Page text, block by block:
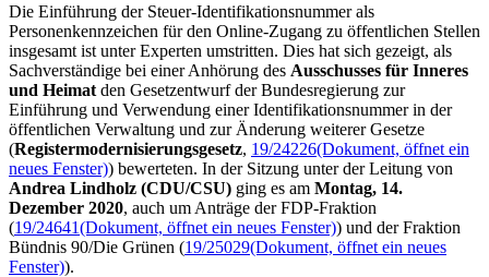
Die Einführung der Steuer-Identifikationsnummer als
Personenkennzeichen für den Online-Zugang zu öffentlichen Stellen
insgesamt ist unter Experten umstritten. Dies hat sich gezeigt, als
Sachverständige bei einer Anhörung des Ausschusses für Inneres
und Heimat den Gesetzentwurf der Bundesregierung zur
Einführung und Verwendung einer Identifikationsnummer in der
öffentlichen Verwaltung und zur Änderung weiterer Gesetze
(Registermodernisierungsgesetz, 19/24226(Dokument, öffnet ein
neues Fenster)) bewerteten. In der Sitzung unter der Leitung von
Andrea Lindholz (CDU/CSU) ging es am Montag, 14.
Dezember 2020, auch um Anträge der FDP-Fraktion
(19/24641(Dokument, öffnet ein neues Fenster)) und der Fraktion
Bündnis 90/Die Grünen (19/25029(Dokument, öffnet ein neues
Fenster)).